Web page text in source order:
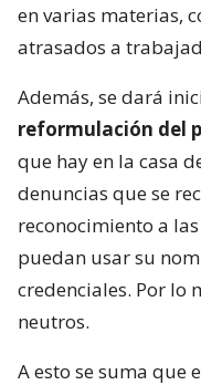
en varias materias,
atrasados a
Además, se dará
reformulación del
que hay en la casa
denuncias que se
reconocimiento a
puedan usar su
credenciales. Por lo
neutros.
A esto se suma que